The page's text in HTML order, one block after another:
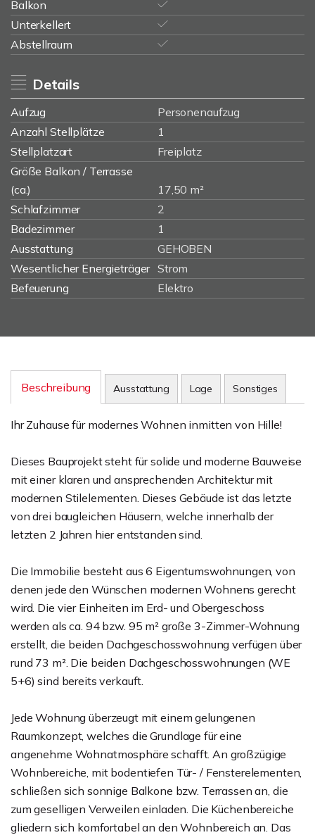
Balkon
Unterkellert
Abstellraum
Details
Aufzug
Personenaufzug
Anzahl Stellplätze
1
Stellplatzart
Freiplatz
Größe Balkon / Terrasse
(ca.)
17,50 m²
Schlafzimmer
2
Badezimmer
1
Ausstattung
GEHOBEN
Wesentlicher Energieträger Strom
Befeuerung
Elektro
Beschreibung Ausstattung Lage Sonstiges
Ihr Zuhause für modernes Wohnen inmitten von Hille!
Dieses Bauprojekt steht für solide und moderne Bauweise
mit einer klaren und ansprechenden Architektur mit
modernen Stilelementen. Dieses Gebäude ist das letzte
von drei baugleichen Häusern, welche innerhalb der
letzten 2 Jahren hier entstanden sind.
Die Immobilie besteht aus 6 Eigentumswohnungen, von
denen jede den Wünschen modernen Wohnens gerecht
wird. Die vier Einheiten im Erd- und Obergeschoss
werden als ca. 94 bzw. 95 m² große 3-Zimmer-Wohnung
erstellt, die beiden Dachgeschosswohnung verfügen über
rund 73 m². Die beiden Dachgeschosswohnungen (WE
5+6) sind bereits verkauft.
Jede Wohnung überzeugt mit einem gelungenen
Raumkonzept, welches die Grundlage für eine
angenehme Wohnatmosphäre schafft. An großzügige
Wohnbereiche, mit bodentiefen Tür- / Fensterelementen,
schließen sich sonnige Balkone bzw. Terrassen an, die
zum geselligen Verweilen einladen. Die Küchenbereiche
gliedern sich komfortabel an den Wohnbereich an. Das